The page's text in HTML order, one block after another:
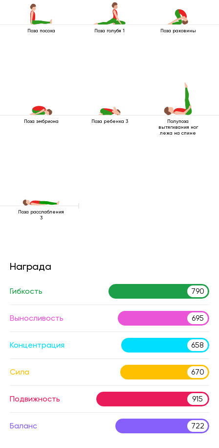
Поза посоха Поза голубя 1 Поза раковины
Поза эмбриона Поза ребенка 3
Полупоза
вытягивания ног
лежа на спине
Поза расслабления
3
Награда
Гибкость 790
Выносливость 695
Концентрация 658
Сила 670
Подвижность 915
Баланс 722